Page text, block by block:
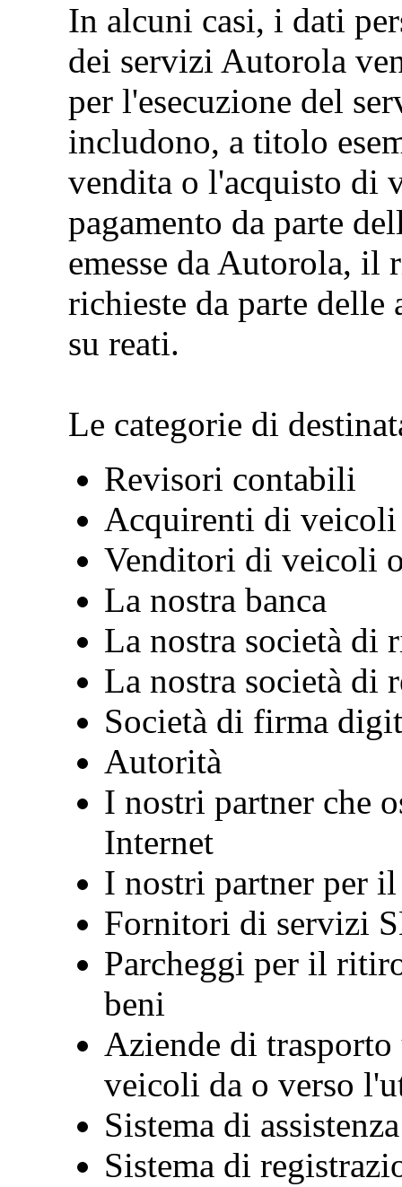
In alcuni casi, i dati
dei servizi Autorola
per l'esecuzione del
includono, a titolo
vendita o l'acquisto di
pagamento da parte
emesse da Autorola, il
richieste da parte
su reati.
Le categorie di
Revisori contabili
Acquirenti di
Venditori di veicoli
La nostra banca
La nostra società di
La nostra società di
Società di firma
Autorità
I nostri partner che
Internet
I nostri partner per
Fornitori di servizi
Parcheggi per il
beni
Aziende di
veicoli da o verso
Sistema di
Sistema di